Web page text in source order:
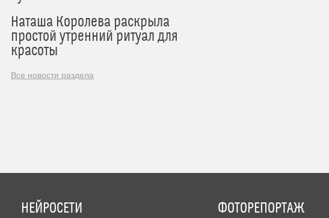
Наташа Королева раскрыла
простой утренний ритуал для
красоты
Все новости раздела
НЕЙРОСЕТИ ФОТОРЕПОРТАЖ